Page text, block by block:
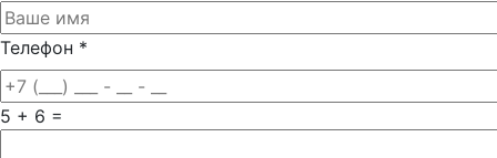
Телефон *
5 + 6 =